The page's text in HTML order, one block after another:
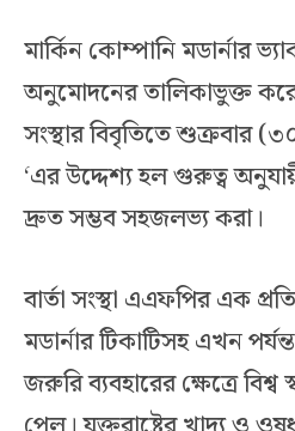
মার্কিন কোম্পানি মডার্নার
অনুমোদনের তালিকাভুক্ত করেছে
সংস্থার বিবৃতিতে শুক্রবার
‘এর উদ্দেশ্য হল গুরুত্ব
দ্রুত সম্ভব সহজলভ্য করা।
বার্তা সংস্থা এএফপির এক
মডার্নার টিকাটিসহ এখন
জরুরি ব্যবহারের ক্ষেত্রে বিশ্ব